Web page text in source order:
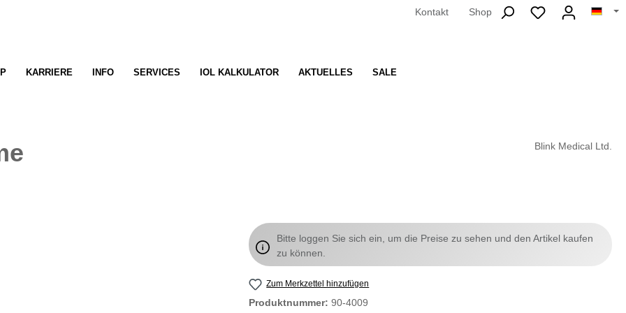
Kontakt Shop
KARRIERE INFO SERVICES IOL KALKULATOR AKTUELLES SALE
Blink Medical Ltd.
Bitte loggen Sie sich ein, um die Preise zu sehen und den Artikel kaufen
zu können.
Zum Merkzettel hinzufügen
Produktnummer: 90-4009